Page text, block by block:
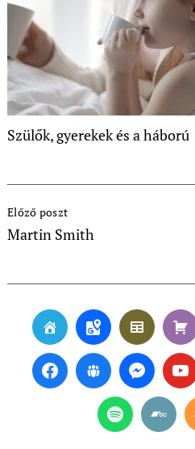
Szülők, gyerekek és a háború
Navigation
Előző poszt
Martin Smith